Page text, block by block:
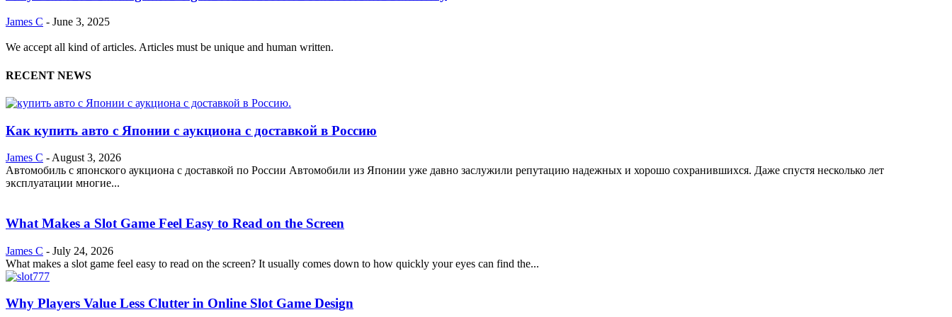
James C - June 3, 2025
We accept all kind of articles. Articles must be unique and human written.
RECENT NEWS
Как купить авто с Японии с аукциона с доставкой в Россию
James C - August 3, 2026
Автомобиль с японского аукциона с доставкой по России Автомобили из Японии уже давно заслужили репутацию надежных и хорошо сохранившихся. Даже спустя несколько лет
эксплуатации многие...
What Makes a Slot Game Feel Easy to Read on the Screen
James C - July 24, 2026
What makes a slot game feel easy to read on the screen? It usually comes down to how quickly your eyes can find the...
Why Players Value Less Clutter in Online Slot Game Design